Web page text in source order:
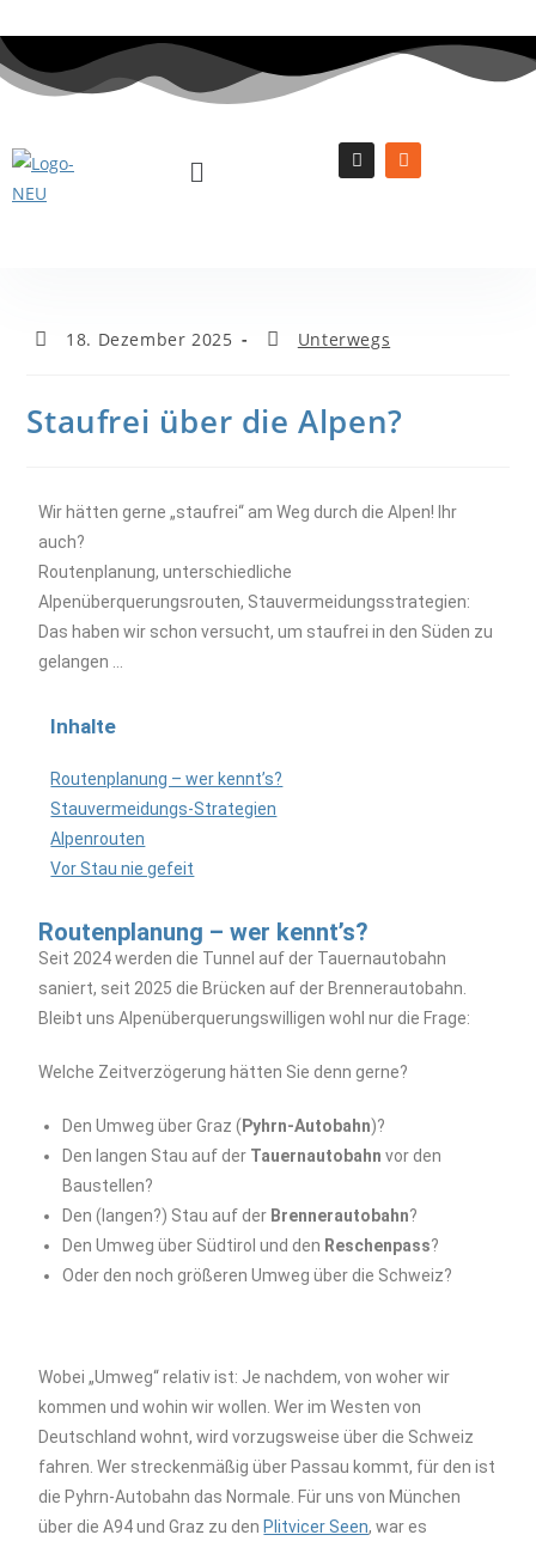
18. Dezember 2025 Unterwegs
Staufrei über die Alpen?
Wir hätten gerne „staufrei“ am Weg durch die Alpen! Ihr
auch?
Routenplanung, unterschiedliche
Alpenüberquerungsrouten, Stauvermeidungsstrategien:
Das haben wir schon versucht, um staufrei in den Süden zu
gelangen …
Inhalte
Routenplanung – wer kennt’s?
Stauvermeidungs-Strategien
Alpenrouten
Vor Stau nie gefeit
Routenplanung – wer kennt’s?
Seit 2024 werden die Tunnel auf der Tauernautobahn
saniert, seit 2025 die Brücken auf der Brennerautobahn.
Bleibt uns Alpenüberquerungswilligen wohl nur die Frage:
Welche Zeitverzögerung hätten Sie denn gerne?
Den Umweg über Graz ( Pyhrn-Autobahn)?
Den langen Stau auf der Tauernautobahn vor den
Baustellen?
Den (langen?) Stau auf der Brennerautobahn?
Den Umweg über Südtirol und den Reschenpass?
Oder den noch größeren Umweg über die Schweiz?
Wobei „Umweg“ relativ ist: Je nachdem, von woher wir
kommen und wohin wir wollen. Wer im Westen von
Deutschland wohnt, wird vorzugsweise über die Schweiz
fahren. Wer streckenmäßig über Passau kommt, für den ist
die Pyhrn-Autobahn das Normale. Für uns von München
über die A94 und Graz zu den Plitvicer Seen, war es